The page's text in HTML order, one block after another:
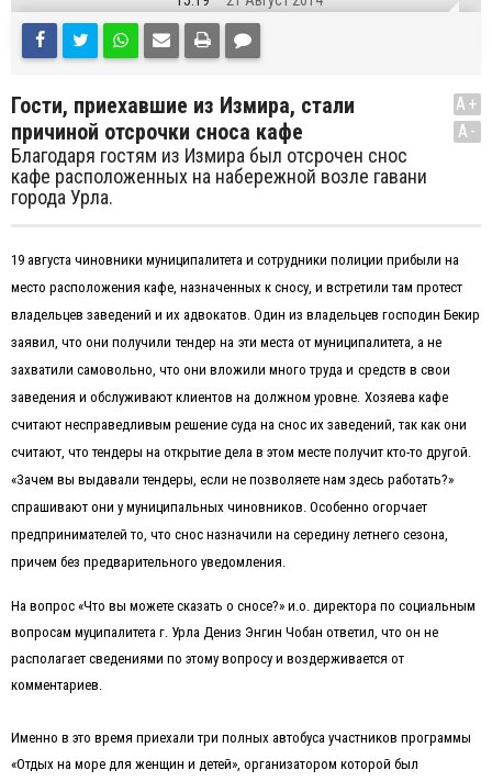
Гости, приехавшие из Измира, стали
причиной отсрочки сноса кафе
Благодаря гостям из Измира был отсрочен снос
кафе расположенных на набережной возле гавани
города Урла.
A+
A-
19 августа чиновники муниципалитета и сотрудники полиции прибыли на
место расположения кафе, назначенных к сносу, и встретили там протест
владельцев заведений и их адвокатов. Один из владельцев господин Бекир
заявил, что они получили тендер на эти места от муниципалитета, а не
захватили самовольно, что они вложили много труда и средств в свои
заведения и обслуживают клиентов на должном уровне. Хозяева кафе
считают несправедливым решение суда на снос их заведений, так как они
считают, что тендеры на открытие дела в этом месте получит кто-то другой.
«Зачем вы выдавали тендеры, если не позволяете нам здесь работать?»
спрашивают они у муниципальных чиновников. Особенно огорчает
предпринимателей то, что снос назначили на середину летнего сезона,
причем без предварительного уведомления.
На вопрос «Что вы можете сказать о сносе?» и.о. директора по социальным
вопросам муципалитета г. Урла Дениз Энгин Чобан ответил, что он не
располагает сведениями по этому вопросу и воздерживается от
комментариев.
Именно в это время приехали три полных автобуса участников программы
«Отдых на море для женщин и детей», организатором которой был